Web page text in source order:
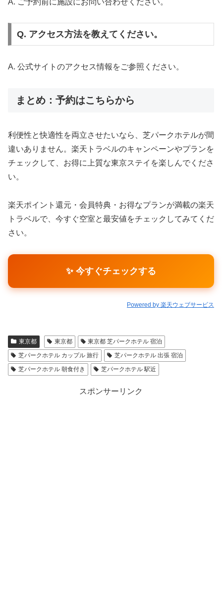
Q. アクセス方法を教えてください。
A. 公式サイトのアクセス情報をご参照ください。
まとめ：予約はこちらから
利便性と快適性を両立させたいなら、芝パークホテルが間
違いありません。楽天トラベルのキャンペーンやプランを
チェックして、お得に上質な東京ステイを楽しんでくださ
い。
楽天ポイント還元・会員特典・お得なプランが満載の楽天
トラベルで、今すぐ空室と最安値をチェックしてみてくだ
さい。
✨ 今すぐチェックする
Powered by 楽天ウェブサービス
東京都 東京都
東京都 芝パークホテル 宿泊
芝パークホテル カップル 旅行
芝パークホテル 出張 宿泊
芝パークホテル 朝食付き
芝パークホテル 駅近
スポンサーリンク